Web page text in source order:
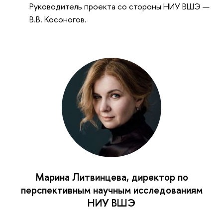
Руководитель проекта со стороны НИУ ВШЭ —
В.В. Косоногов.
Марина Литвинцева, директор по
перспективным научным исследованиям
НИУ ВШЭ